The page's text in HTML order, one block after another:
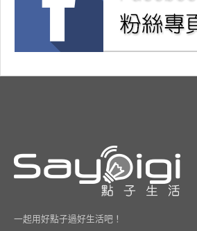
一起用好點子過好生活吧！